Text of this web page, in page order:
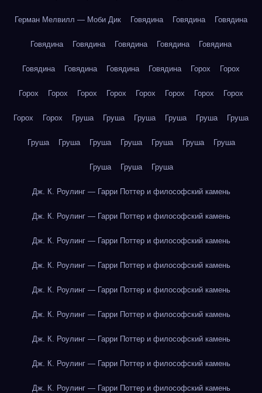
Герман Мелвилл — Моби Дик Говядина Говядина Говядина
Говядина Говядина Говядина Говядина Говядина
Говядина Говядина Говядина Говядина Горох Горох
Горох Горох Горох Горох Горох Горох Горох Горох
Горох Горох Груша Груша Груша Груша Груша Груша
Груша Груша Груша Груша Груша Груша Груша
Груша Груша Груша
Дж. К. Роулинг — Гарри Поттер и философский камень
Дж. К. Роулинг — Гарри Поттер и философский камень
Дж. К. Роулинг — Гарри Поттер и философский камень
Дж. К. Роулинг — Гарри Поттер и философский камень
Дж. К. Роулинг — Гарри Поттер и философский камень
Дж. К. Роулинг — Гарри Поттер и философский камень
Дж. К. Роулинг — Гарри Поттер и философский камень
Дж. К. Роулинг — Гарри Поттер и философский камень
Дж. К. Роулинг — Гарри Поттер и философский камень